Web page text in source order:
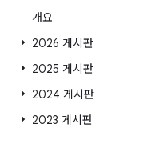
개요
2026 게시판
2025 게시판
2024 게시판
2023 게시판